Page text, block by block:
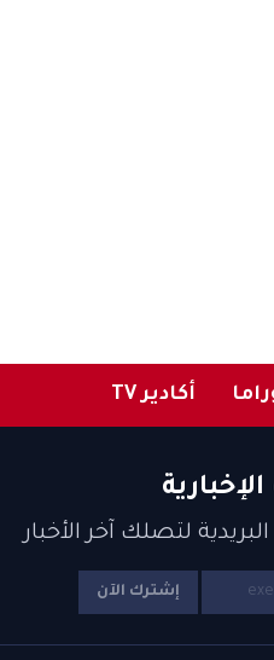
أكادير TV
لتصلك آخر الأخبار
إشترك الآن